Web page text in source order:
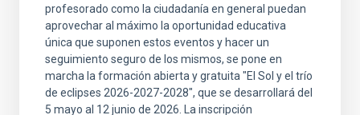
profesorado como la ciudadanía en general puedan
aprovechar al máximo la oportunidad educativa
única que suponen estos eventos y hacer un
seguimiento seguro de los mismos, se pone en
marcha la formación abierta y gratuita "El Sol y el trío
de eclipses 2026-2027-2028", que se desarrollará del
5 mayo al 12 junio de 2026. La inscripción